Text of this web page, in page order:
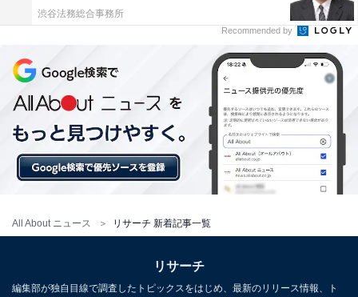
All About ニュース リサーチ 新着記事一覧
渋谷法務総合事務所
Recommended by
リサーチ
編集部が独自目線で調査したトピックスをはじめ、最新のリリース情報、ト